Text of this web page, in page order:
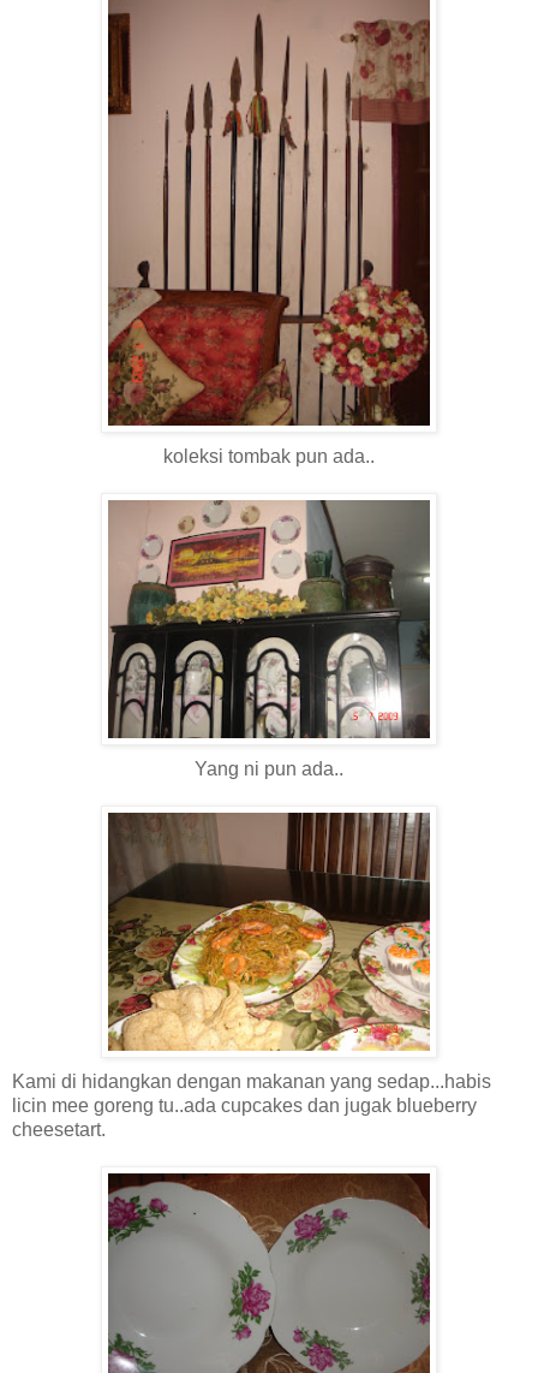
koleksi tombak pun ada..
Yang ni pun ada..
Kami di hidangkan dengan makanan yang sedap...habis
licin mee goreng tu..ada cupcakes dan jugak blueberry
cheesetart.